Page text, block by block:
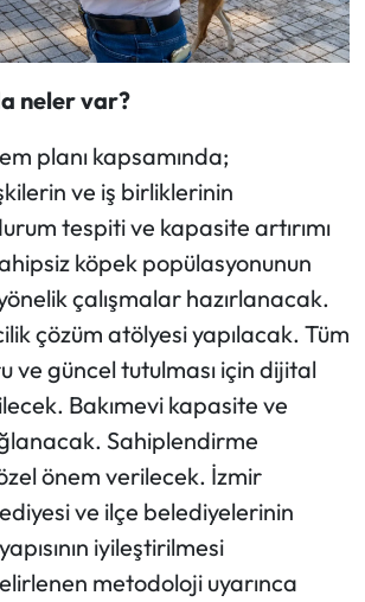
neler var?
planı kapsamında;
ve iş birliklerinin
tespiti ve kapasite artırımı
köpek popülasyonunun
çalışmalar hazırlanacak.
çözüm atölyesi yapılacak. Tüm
ve güncel tutulması için dijital
Bakımevi kapasite ve
Sahiplendirme
önem verilecek. İzmir
ve ilçe belediyelerinin
iyileştirilmesi
metodoloji uyarınca